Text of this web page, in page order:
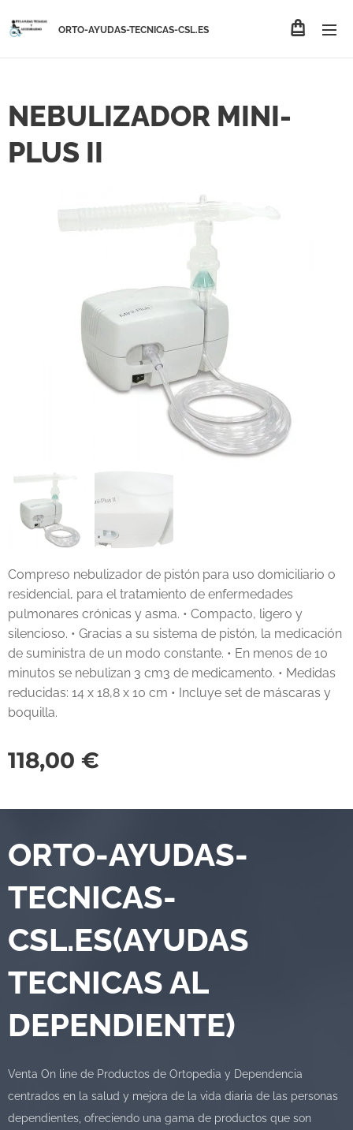
ORTO-AYUDAS-TECNICAS-CSL.ES
NEBULIZADOR MINI-
PLUS II
Compreso nebulizador de pistón para uso domiciliario o
residencial, para el tratamiento de enfermedades
pulmonares crónicas y asma. • Compacto, ligero y
silencioso. • Gracias a su sistema de pistón, la medicación
de suministra de un modo constante. • En menos de 10
minutos se nebulizan 3 cm3 de medicamento. • Medidas
reducidas: 14 x 18,8 x 10 cm • Incluye set de máscaras y
boquilla.
118,00 €
ORTO-AYUDAS-
TECNICAS-
CSL.ES(AYUDAS
TECNICAS AL
DEPENDIENTE)
Venta On line de Productos de Ortopedia y Dependencia
centrados en la salud y mejora de la vida diaria de las personas
dependientes, ofreciendo una gama de productos que son